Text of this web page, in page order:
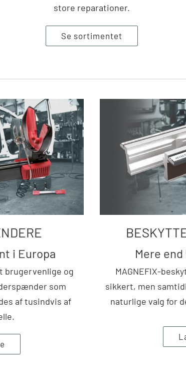
store reparationer.
Se sortimentet
i Europa
brugervenlige og
som
af tusindvis af
Mere
MAGNEFIX-
sikkert, men
naturlige valg for